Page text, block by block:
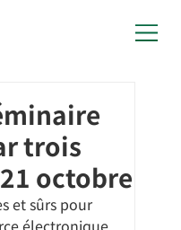
trois
octobre
et sûrs pour
électronique